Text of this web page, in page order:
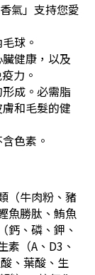
氣」支持您愛
球。
健康，以及
力。
成。必需脂
和毛髮的健
色素。
（牛肉粉、豬
魚勝肽、鮪魚
鈣、磷、鉀、
素（A、D3、
、葉酸、生